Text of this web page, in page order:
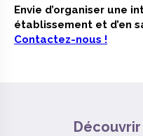
Envie d’organiser une
établissement et d’en
Contactez-nous !